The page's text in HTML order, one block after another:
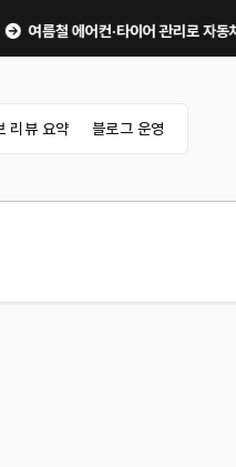
에어컨·타이어 관리로 자동차 고장
리뷰 요약 블로그 운영